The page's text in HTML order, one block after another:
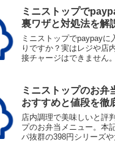
徹底解説します。他社コ
比較やコスパの良さも分
しています。
ミニストップで
裏ワザと対処法を解
ミニストップでpaypayに
りですか？実はレジや店
接チャージはできません
かります。手数料の注意
との比較など、役立つ情
ミニストップのお弁
おすすめと値段を徹
店内調理で美味しいと評
プのお弁当メニュー。本
パ抜群の398円シリーズ